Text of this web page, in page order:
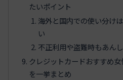
たいポイント
海外と国内での使い分け
い
不正利用や盗難時もあん
クレジットカードおすすめ
を一挙まとめ